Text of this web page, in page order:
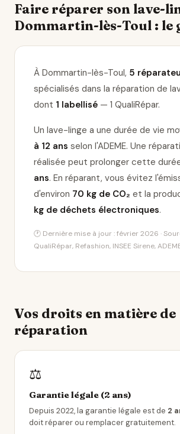
Faire réparer son lave-
Dommartin-lès-Toul : le
À Dommartin-lès-Toul, 5
spécialisés dans la réparation de
dont 1 labellisé — 1 QualiRépar.
Un lave-linge a une durée de vie
à 12 ans selon l'ADEME. Une
réalisée peut prolonger cette
ans. En réparant, vous évitez
d'environ 70 kg de CO₂ et la
kg de déchets électroniques.
🕐 Dernière mise à jour : février 2026 ·
QualiRépar, Refashion, INSEE Sirene,
Vos droits en matière de
réparation
⚖️
Garantie légale (2 ans)
Depuis 2022, la garantie légale est de 2
doit réparer ou remplacer gratuitement.